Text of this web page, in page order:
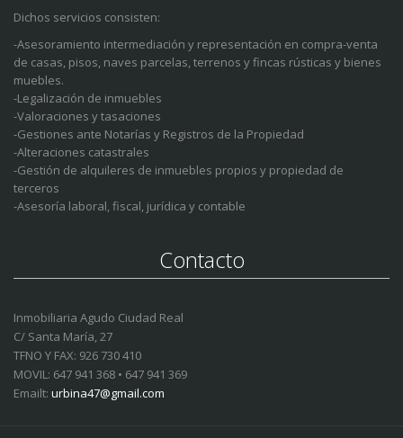
Dichos servicios consisten:
-Asesoramiento intermediación y representación en compra-venta
de casas, pisos, naves parcelas, terrenos y fincas rústicas y bienes
muebles.
-Legalización de inmuebles
-Valoraciones y tasaciones
-Gestiones ante Notarías y Registros de la Propiedad
-Alteraciones catastrales
-Gestión de alquileres de inmuebles propios y propiedad de
terceros
-Asesoría laboral, fiscal, jurídica y contable
Contacto
Inmobiliaria Agudo Ciudad Real
C/ Santa María, 27
TFNO Y FAX: 926 730 410
MOVIL: 647 941 368 • 647 941 369
Emailt: urbina47@gmail.com